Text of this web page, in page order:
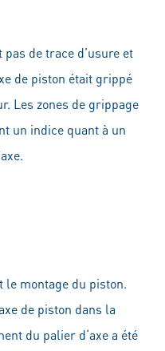
de trace d’usure et
de piston était grippé
Les zones de grippage
un indice quant à un
le montage du piston.
de piston dans la
du palier d‘axe a été